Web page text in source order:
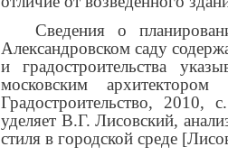
Сведения о
Александровском саду
и градостроительства
московским
Градостроительство,
уделяет В.Г. Лисовский,
стиля в городской среде